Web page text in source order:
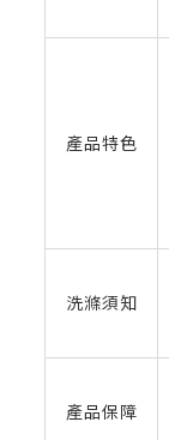
產品特色
洗滌須知
產品保障